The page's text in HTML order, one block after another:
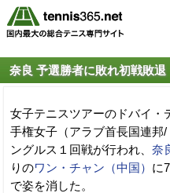
奈良 予選勝者に敗れ初戦敗退
女子テニスツアーのドバイ・
手権女子（アラブ首長国連邦
ングルス１回戦が行われ、 奈
りのワン・チャン（中国） に
で姿を消した。